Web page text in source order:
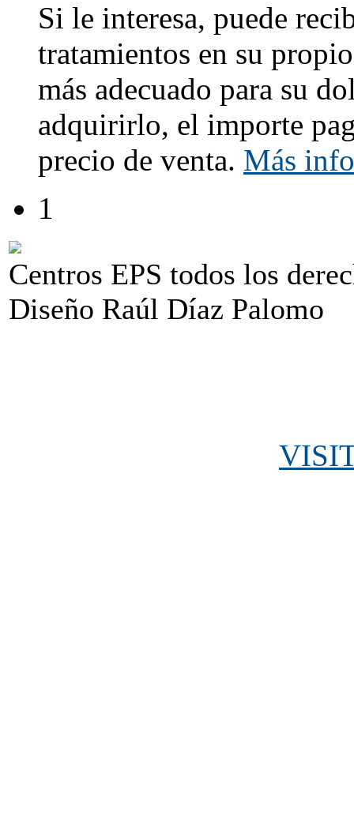
Si le interesa, puede
tratamientos en su
más adecuado para su
adquirirlo, el importe
precio de venta. Más
1
Centros EPS todos los
Diseño Raúl Díaz Palomo